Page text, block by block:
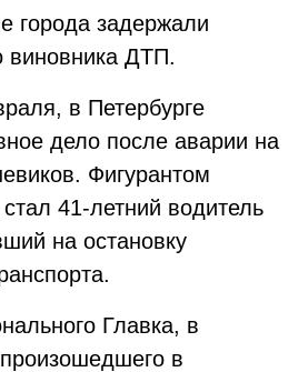
города задержали
виновника ДТП.
в Петербурге
дело после аварии на
Фигурантом
41-летний водитель
на остановку
Главка, в
в